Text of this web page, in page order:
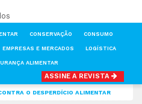
CONSERVAÇÃO CONSUMO
EMPRESAS E MERCADOS LOGÍSTICA
ALIMENTAR
ASSINE A REVISTA
O DESPERDÍCIO ALIMENTAR